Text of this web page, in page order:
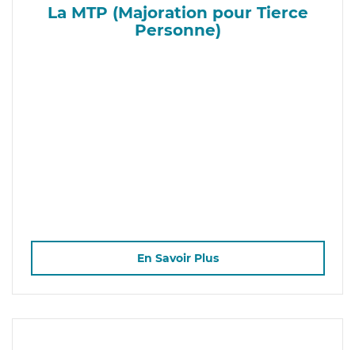
La MTP (Majoration pour Tierce
Personne)
En Savoir Plus